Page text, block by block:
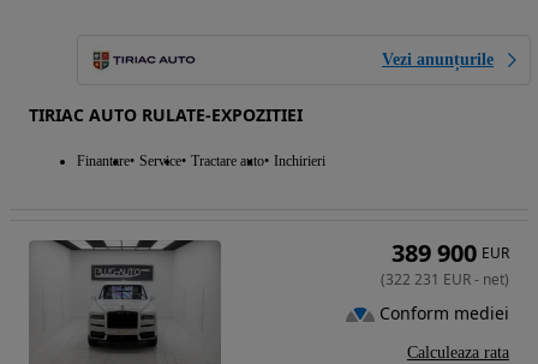
Vezi anunțurile
TIRIAC AUTO RULATE-EXPOZITIEI
Finantare Service Tractare auto Inchirieri
389 900 EUR
(322 231 EUR- net)
Conform mediei
Calculeaza rata